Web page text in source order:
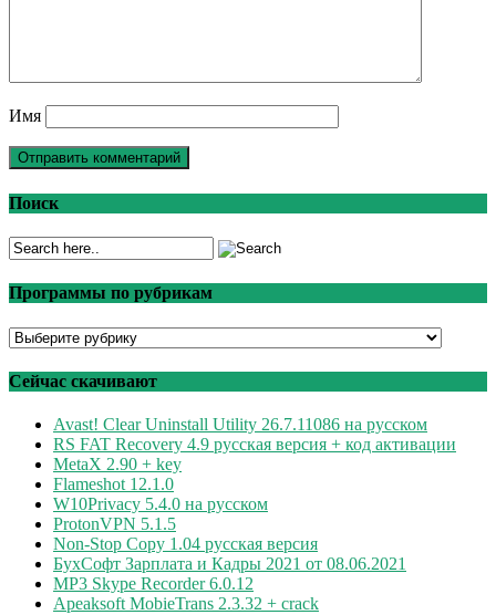
Имя
Поиск
Программы по рубрикам
Программы
рубрикам
Сейчас скачивают
Avast! Clear Uninstall Utility 26.7.11086 на русском
RS FAT Recovery 4.9 русская версия + код активации
MetaX 2.90 + key
Flameshot 12.1.0
W10Privacy 5.4.0 на русском
ProtonVPN 5.1.5
Non-Stop Copy 1.04 русская версия
БухСофт Зарплата и Кадры 2021 от 08.06.2021
MP3 Skype Recorder 6.0.12
Apeaksoft MobieTrans 2.3.32 + crack